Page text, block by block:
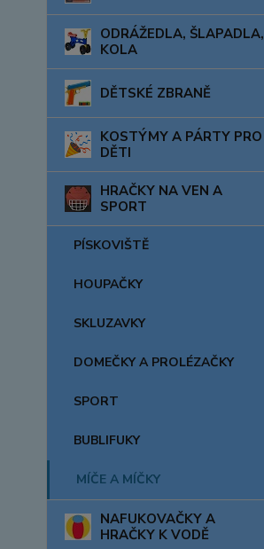
ODRÁŽEDLA, ŠLAPADLA,
KOLA
DĚTSKÉ ZBRANĚ
KOSTÝMY A PÁRTY PRO
DĚTI
HRAČKY NA VEN A
SPORT
PÍSKOVIŠTĚ
HOUPAČKY
SKLUZAVKY
DOMEČKY A PROLÉZAČKY
SPORT
BUBLIFUKY
MÍČE A MÍČKY
NAFUKOVAČKY A
HRAČKY K VODĚ